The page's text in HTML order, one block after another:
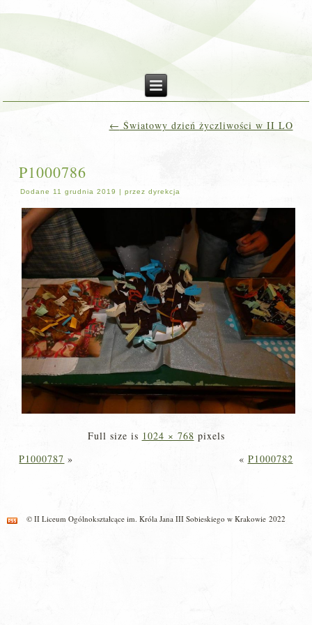
← Światowy dzień życzliwości w II LO
P1000786
Dodane 11 grudnia 2019 |przez dyrekcja
Full size is 1024 × 768 pixels
P1000787 » « P1000782
© II Liceum Ogólnokształcące im. Króla Jana III Sobieskiego w Krakowie 2022